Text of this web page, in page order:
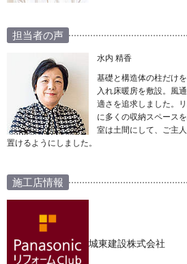
担当者の声
水内 精香
基礎と構造体の柱だけ
入れ床暖房を敷設。風
適さを追求しました。
に多くの収納スペース
室は土間にして、ご主
置けるようにしました。
施工店情報
城東建設株式会社